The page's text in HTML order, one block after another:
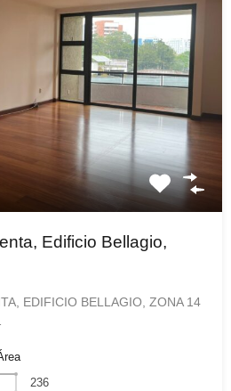
Edificio Bellagio,
EDIFICIO BELLAGIO, ZONA 14
236